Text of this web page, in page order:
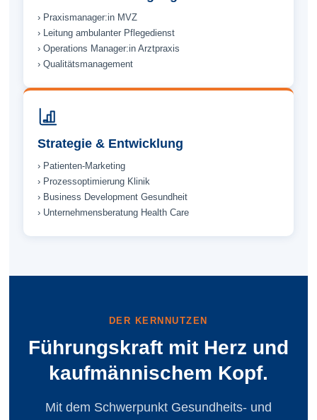
› Praxis­manager:in MVZ
› Leitung ambulanter Pflege­dienst
› Operations Manager:in Arztpraxis
› Qualitäts­management
Strategie & Entwicklung
› Patienten-Marketing
› Prozess­optimierung Klinik
› Business Development Gesundheit
› Unternehmens­beratung Health Care
DER KERNNUTZEN
Führungs­kraft mit Herz und
kaufmännischem Kopf.
Mit dem Schwerpunkt Gesundheits- und